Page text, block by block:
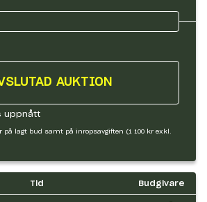
AUKTION
uppnått
lagt bud samt på inropsavgiften (1 100 kr exkl.
Tid Budgivare